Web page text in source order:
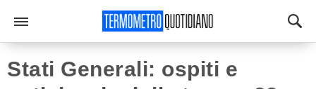
Stati Generali: ospiti e